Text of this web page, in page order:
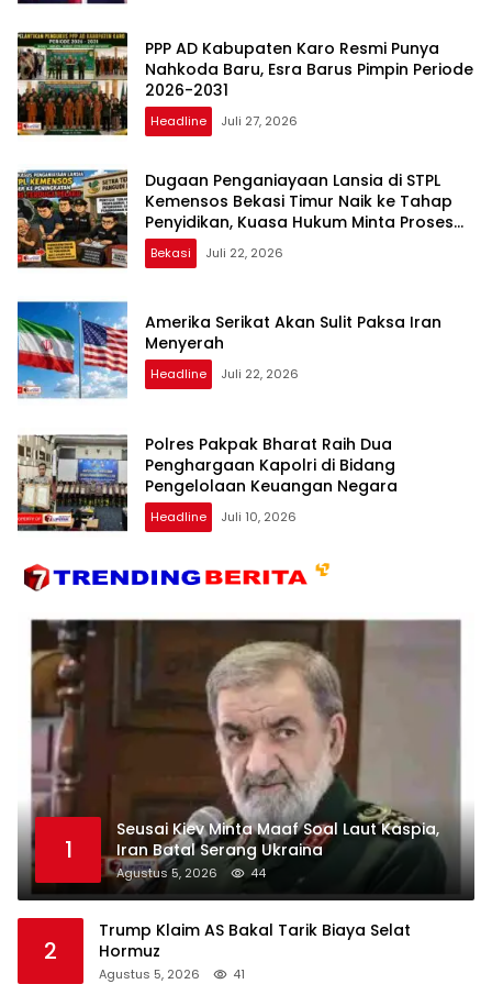
PPP AD Kabupaten Karo Resmi Punya
Nahkoda Baru, Esra Barus Pimpin Periode
2026-2031
Headline Juli 27, 2026
Dugaan Penganiayaan Lansia di STPL
Kemensos Bekasi Timur Naik ke Tahap
Penyidikan, Kuasa Hukum Minta Proses
Transparan dan Bebas Intervensi
Bekasi Juli 22, 2026
Amerika Serikat Akan Sulit Paksa Iran
Menyerah
Headline Juli 22, 2026
Polres Pakpak Bharat Raih Dua
Penghargaan Kapolri di Bidang
Pengelolaan Keuangan Negara
Headline Juli 10, 2026
1
Seusai Kiev Minta Maaf Soal Laut Kaspia,
Iran Batal Serang Ukraina
Agustus 5, 2026 44
2
Trump Klaim AS Bakal Tarik Biaya Selat
Hormuz
Agustus 5, 2026 41